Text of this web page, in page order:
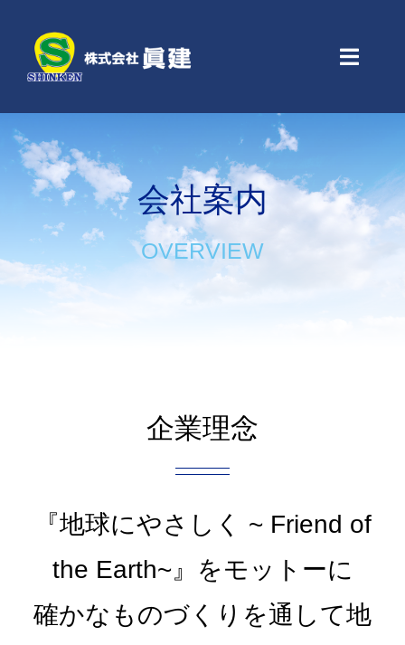
content
Toggle
会社案内
業務紹介
会社案内
OVERVIEW
企業理念
『地球にやさしく ~ Friend of
the Earth~』をモットーに
確かなものづくりを通して地